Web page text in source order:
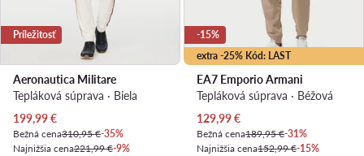
Príležitosť
Aeronautica Militare
Tepláková súprava · Biela
Aktuálna cena
199,99€
Bežná cena310,95 €-35%
Najnižšia cena221,99 €-9%
extra -25% Kód: LAST
-15%
EA7 Emporio Armani
Tepláková súprava · Béžová
Aktuálna cena
129,99€
Bežná cena189,95 €-31%
Najnižšia cena152,99 €-15%